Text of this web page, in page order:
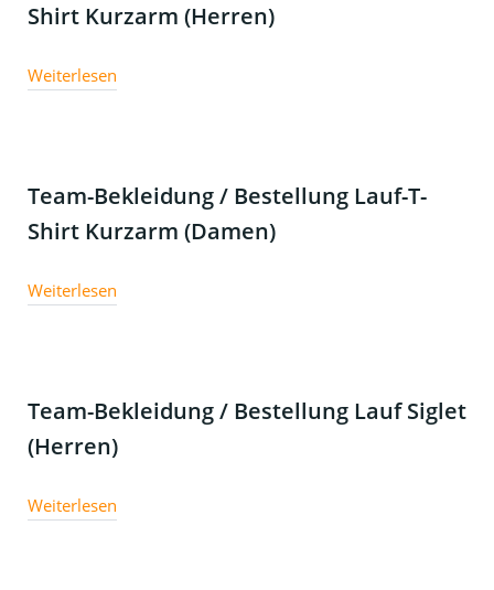
Shirt Kurzarm (Herren)
Weiterlesen
Team-Bekleidung / Bestellung Lauf-T-
Shirt Kurzarm (Damen)
Weiterlesen
Team-Bekleidung / Bestellung Lauf Siglet
(Herren)
Weiterlesen